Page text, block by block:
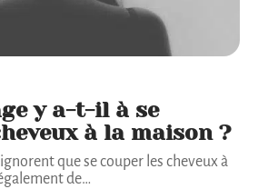
y a-t-il à se
à la maison ?
que se couper les cheveux à
de…